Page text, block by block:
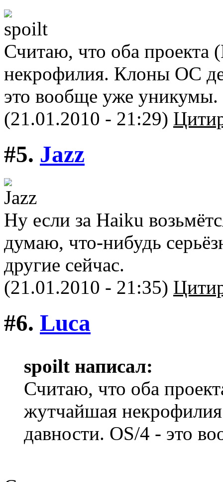
Считаю, что оба проекта
некрофилия. Клоны ОС
это вообще уже уникумы.
(21.01.2010 - 21:29)
#5. Jazz
Ну если за Haiku
думаю, что-нибудь
другие сейчас.
(21.01.2010 - 21:35)
#6. Luca
spoilt написал:
Считаю, что оба
жутчайшая
давности. OS/4 - это